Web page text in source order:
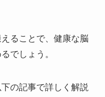
ることで、健康な脳
でしょう。
の記事で詳しく解説